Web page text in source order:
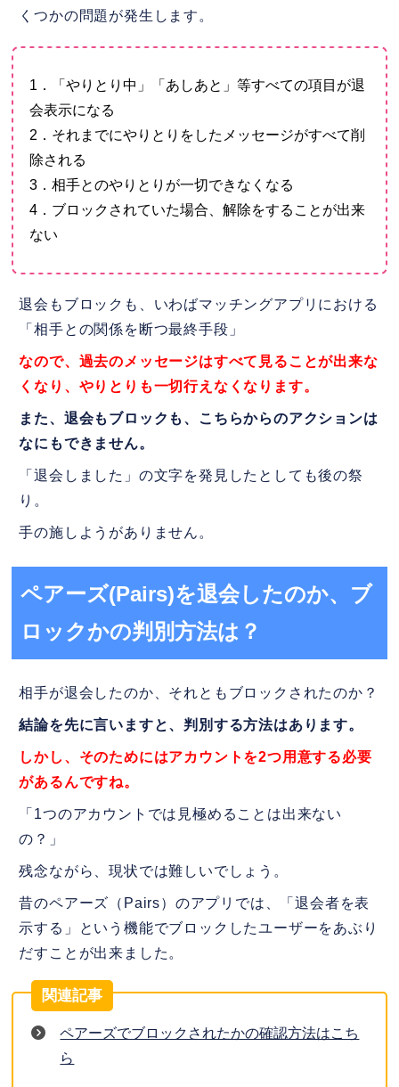
くつかの問題が発生します。
1．「やりとり中」「あしあと」等すべての項目が退
会表示になる
2．それまでにやりとりをしたメッセージがすべて削
除される
3．相手とのやりとりが一切できなくなる
4．ブロックされていた場合、解除をすることが出来
ない
退会もブロックも、いわばマッチングアプリにおける
「相手との関係を断つ最終手段」
なので、過去のメッセージはすべて見ることが出来な
くなり、やりとりも一切行えなくなります。
また、退会もブロックも、こちらからのアクションは
なにもできません。
「退会しました」の文字を発見したとしても後の祭
り。
手の施しようがありません。
ペアーズ(Pairs)を退会したのか、ブ
ロックかの判別方法は？
相手が退会したのか、それともブロックされたのか？
結論を先に言いますと、判別する方法はあります。
しかし、そのためにはアカウントを2つ用意する必要
があるんですね。
「1つのアカウントでは見極めることは出来ない
の？」
残念ながら、現状では難しいでしょう。
昔のペアーズ（Pairs）のアプリでは、「退会者を表
示する」という機能でブロックしたユーザーをあぶり
だすことが出来ました。
ペアーズでブロックされたかの確認方法はこち
ら